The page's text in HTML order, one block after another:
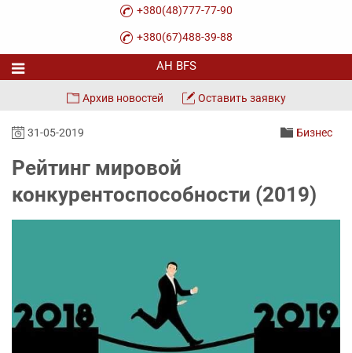
+380(48)777-77-90
+380(67)488-39-88
Архив новостей Оставить заявку
31-05-2019 Бизнес
Рейтинг мировой
конкурентоспособности (2019)